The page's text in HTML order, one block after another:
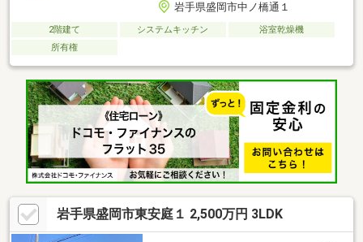
岩手県盛岡市中ノ橋通１
2階建て システムキッチン
浴室乾燥機
所有権
岩手県盛岡市東安庭１ 2,500万円 3LDK